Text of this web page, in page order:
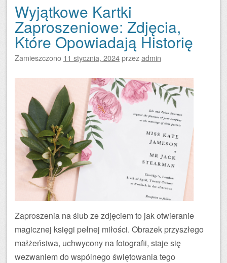
Wyjątkowe Kartki
Zaproszeniowe: Zdjęcia,
Które Opowiadają Historię
Zamieszczono 11 stycznia, 2024przezadmin
Zaproszenia na ślub ze zdjęciem to jak otwieranie
magicznej księgi pełnej miłości. Obrazek przyszłego
małżeństwa, uchwycony na fotografii, staje się
wezwaniem do wspólnego świętowania tego